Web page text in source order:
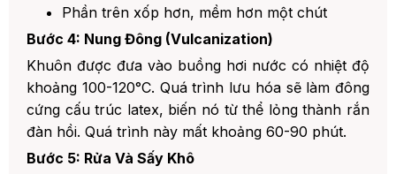
Phần trên xốp hơn, mềm hơn một chút
Bước 4: Nung Đông (Vulcanization)
Khuôn được đưa vào buồng hơi nước có nhiệt độ
khoảng 100-120°C. Quá trình lưu hóa sẽ làm đông
cứng cấu trúc latex, biến nó từ thể lỏng thành rắn
đàn hồi. Quá trình này mất khoảng 60-90 phút.
Bước 5: Rửa Và Sấy Khô